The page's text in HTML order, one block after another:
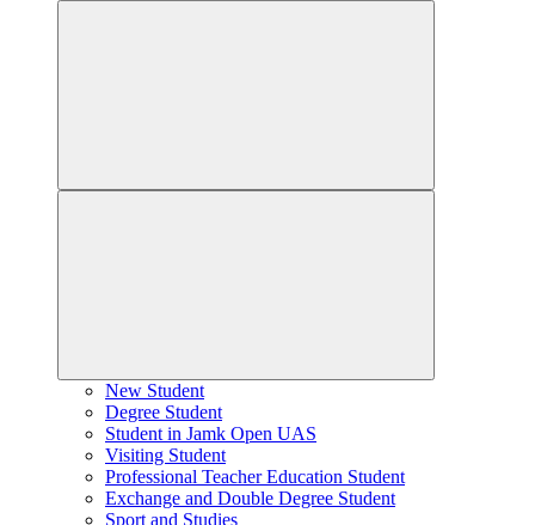
New Student
Degree Student
Student in Jamk Open UAS
Visiting Student
Professional Teacher Education Student
Exchange and Double Degree Student
Sport and Studies